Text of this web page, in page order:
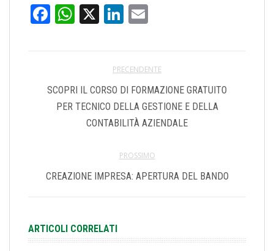
Facebook
WhatsApp
X LinkedIn
PRECENDENTE
SCOPRI IL CORSO DI FORMAZIONE GRATUITO
PER TECNICO DELLA GESTIONE E DELLA
CONTABILITÀ AZIENDALE
PROSSIMO
CREAZIONE IMPRESA: APERTURA DEL BANDO
ARTICOLI CORRELATI